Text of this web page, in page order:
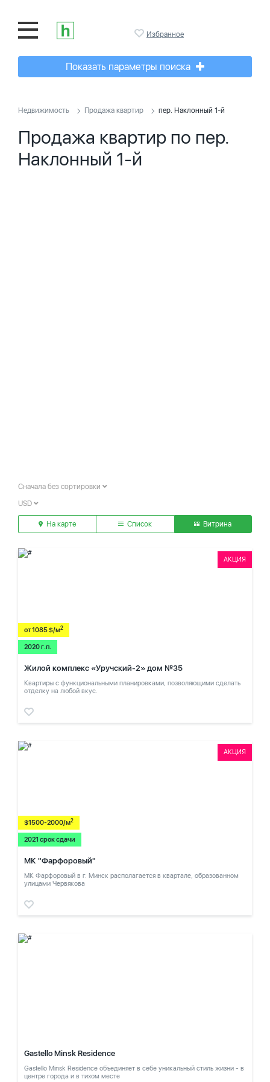
Избранное
Показать параметры поиска
Недвижимость Продажа квартир пер. Наклонный 1-й
Продажа квартир по пер.
Наклонный 1-й
Сначала без сортировки
USD
На карте Список Витрина
АКЦИЯ
от 1085 $/м2
2020 г.п.
Жилой комплекс «Уручский-2» дом №35
Квартиры с функциональными планировками, позволяющими сделать
отделку на любой вкус.
АКЦИЯ
$1500-2000/м2
2021 срок сдачи
МК "Фарфоровый"
МК Фарфоровый в г. Минск располагается в квартале, образованном
улицами Червякова
Gastello Minsk Residence
Gastello Minsk Residence объединяет в себе уникальный стиль жизни - в
центре города и в тихом месте